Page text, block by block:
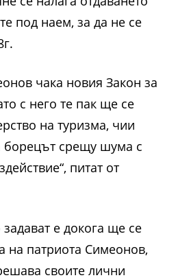
под наем, за да не се
чака новия Закон за
с него те пак ще се
на туризма, чии
борецът срещу шума с
питат от
е докога ще се
на патриота Симеонов,
своите лични